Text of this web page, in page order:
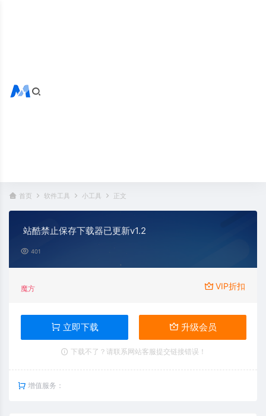
首页 软件工具 小工具 正文
站酷禁止保存下载器已更新v1.2
401
魔方 VIP折扣
立即下载 升级会员
下载不了？请联系网站客服提交链接错误！
增值服务：